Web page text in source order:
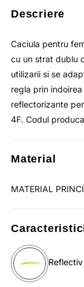
Descriere
Caciula pentru
cu un strat dublu
utilizarii si se
regla prin
reflectorizante
4F. Codul
Material
MATERIAL